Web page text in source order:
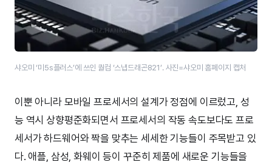
샤오미 ‘미5s플러스’에 쓰인 퀄컴 ‘스냅드래곤821’. 사진=샤오미 홈페이지 캡처
이뿐 아니라 모바일 프로세서의 설계가 정점에 이르렀고, 성
능 역시 상향평준화되면서 프로세서의 작동 속도보다도 프로
세서가 하드웨어와 짝을 맞추는 세세한 기능들이 주목받고 있
다. 애플, 삼성, 화웨이 등이 꾸준히 제품에 새로운 기능들을